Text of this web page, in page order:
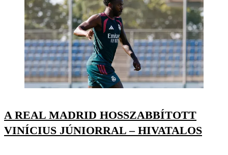
A REAL MADRID HOSSZABBÍTOTT
VINÍCIUS JÚNIORRAL – HIVATALOS